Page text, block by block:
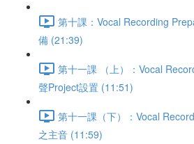
第十課：Vocal Recording
備 (21:39)
第十一課 （上）：Vocal
聲Project設置 (11:51)
第十一課（下）：Vocal
之主音 (11:59)